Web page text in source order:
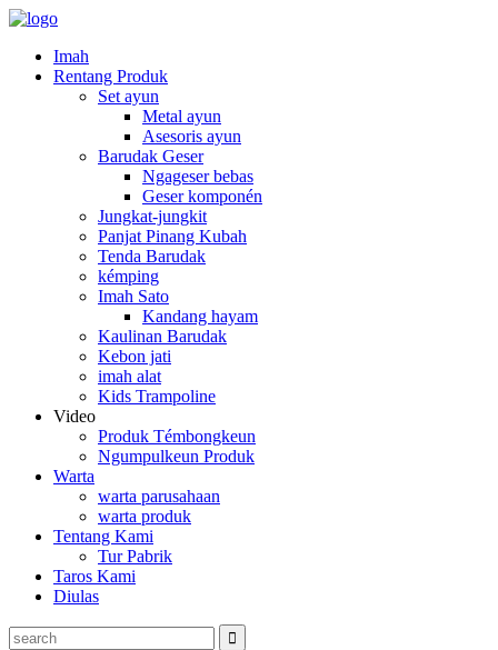
Imah
Rentang Produk
Set ayun
Metal ayun
Asesoris ayun
Barudak Geser
Ngageser bebas
Geser komponén
Jungkat-jungkit
Panjat Pinang Kubah
Tenda Barudak
kémping
Imah Sato
Kandang hayam
Kaulinan Barudak
Kebon jati
imah alat
Kids Trampoline
Video
Produk Témbongkeun
Ngumpulkeun Produk
Warta
warta parusahaan
warta produk
Tentang Kami
Tur Pabrik
Taros Kami
Diulas